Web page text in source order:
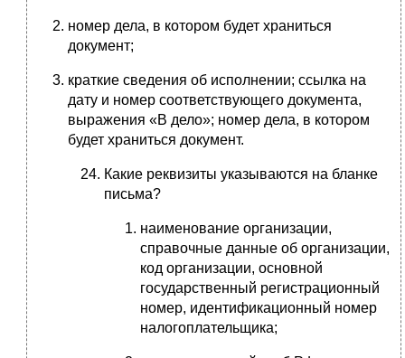
номер дела, в котором будет храниться
документ;
краткие сведения об исполнении; ссылка на
дату и номер соответствующего документа,
выражения «В дело»; номер дела, в котором
будет храниться документ.
Какие реквизиты указываются на бланке
письма?
наименование организации,
справочные данные об организации,
код организации, основной
государственный регистрационный
номер, идентификационный номер
налогоплательщика;